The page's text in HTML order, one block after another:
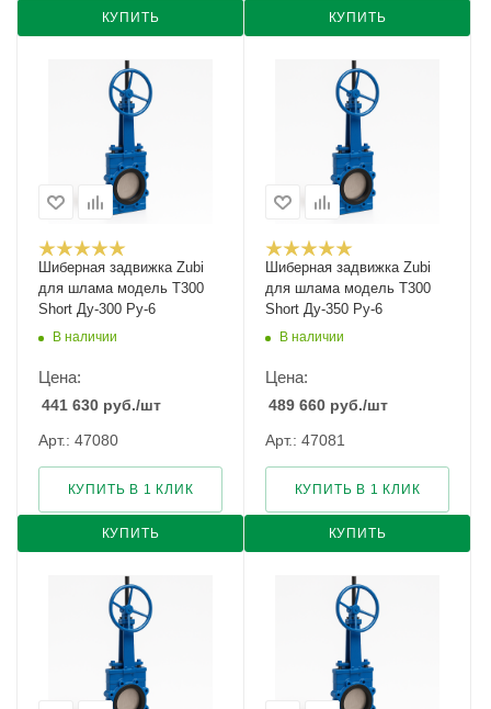
КУПИТЬ КУПИТЬ
Шиберная задвижка Zubi
для шлама модель Т300
Short Ду-300 Ру-6
В наличии
Цена:
441 630 руб./шт
Арт.: 47080
КУПИТЬ
КУПИТЬ В 1 КЛИК
Шиберная задвижка Zubi
для шлама модель Т300
Short Ду-350 Ру-6
В наличии
Цена:
489 660 руб./шт
Арт.: 47081
КУПИТЬ
КУПИТЬ В 1 КЛИК